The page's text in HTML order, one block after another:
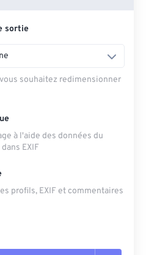
sortie
souhaitez redimensionner
à l'aide des données du
EXIF
profils, EXIF ​​et commentaires